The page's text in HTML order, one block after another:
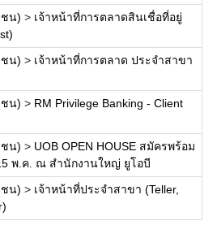
ชน) > เจ้าหน้าที่การตลาดสินเชื่อที่อยู่
ชน) > เจ้าหน้าที่การตลาด ประจำสาขา
ชน) > RM Privilege Banking - Client
ชน) > UOB OPEN HOUSE สมัครพร้อม
พ.ค. ณ สำนักงานใหญ่ ยูโอบี
ชน) > เจ้าหน้าที่ประจำสาขา (Teller,